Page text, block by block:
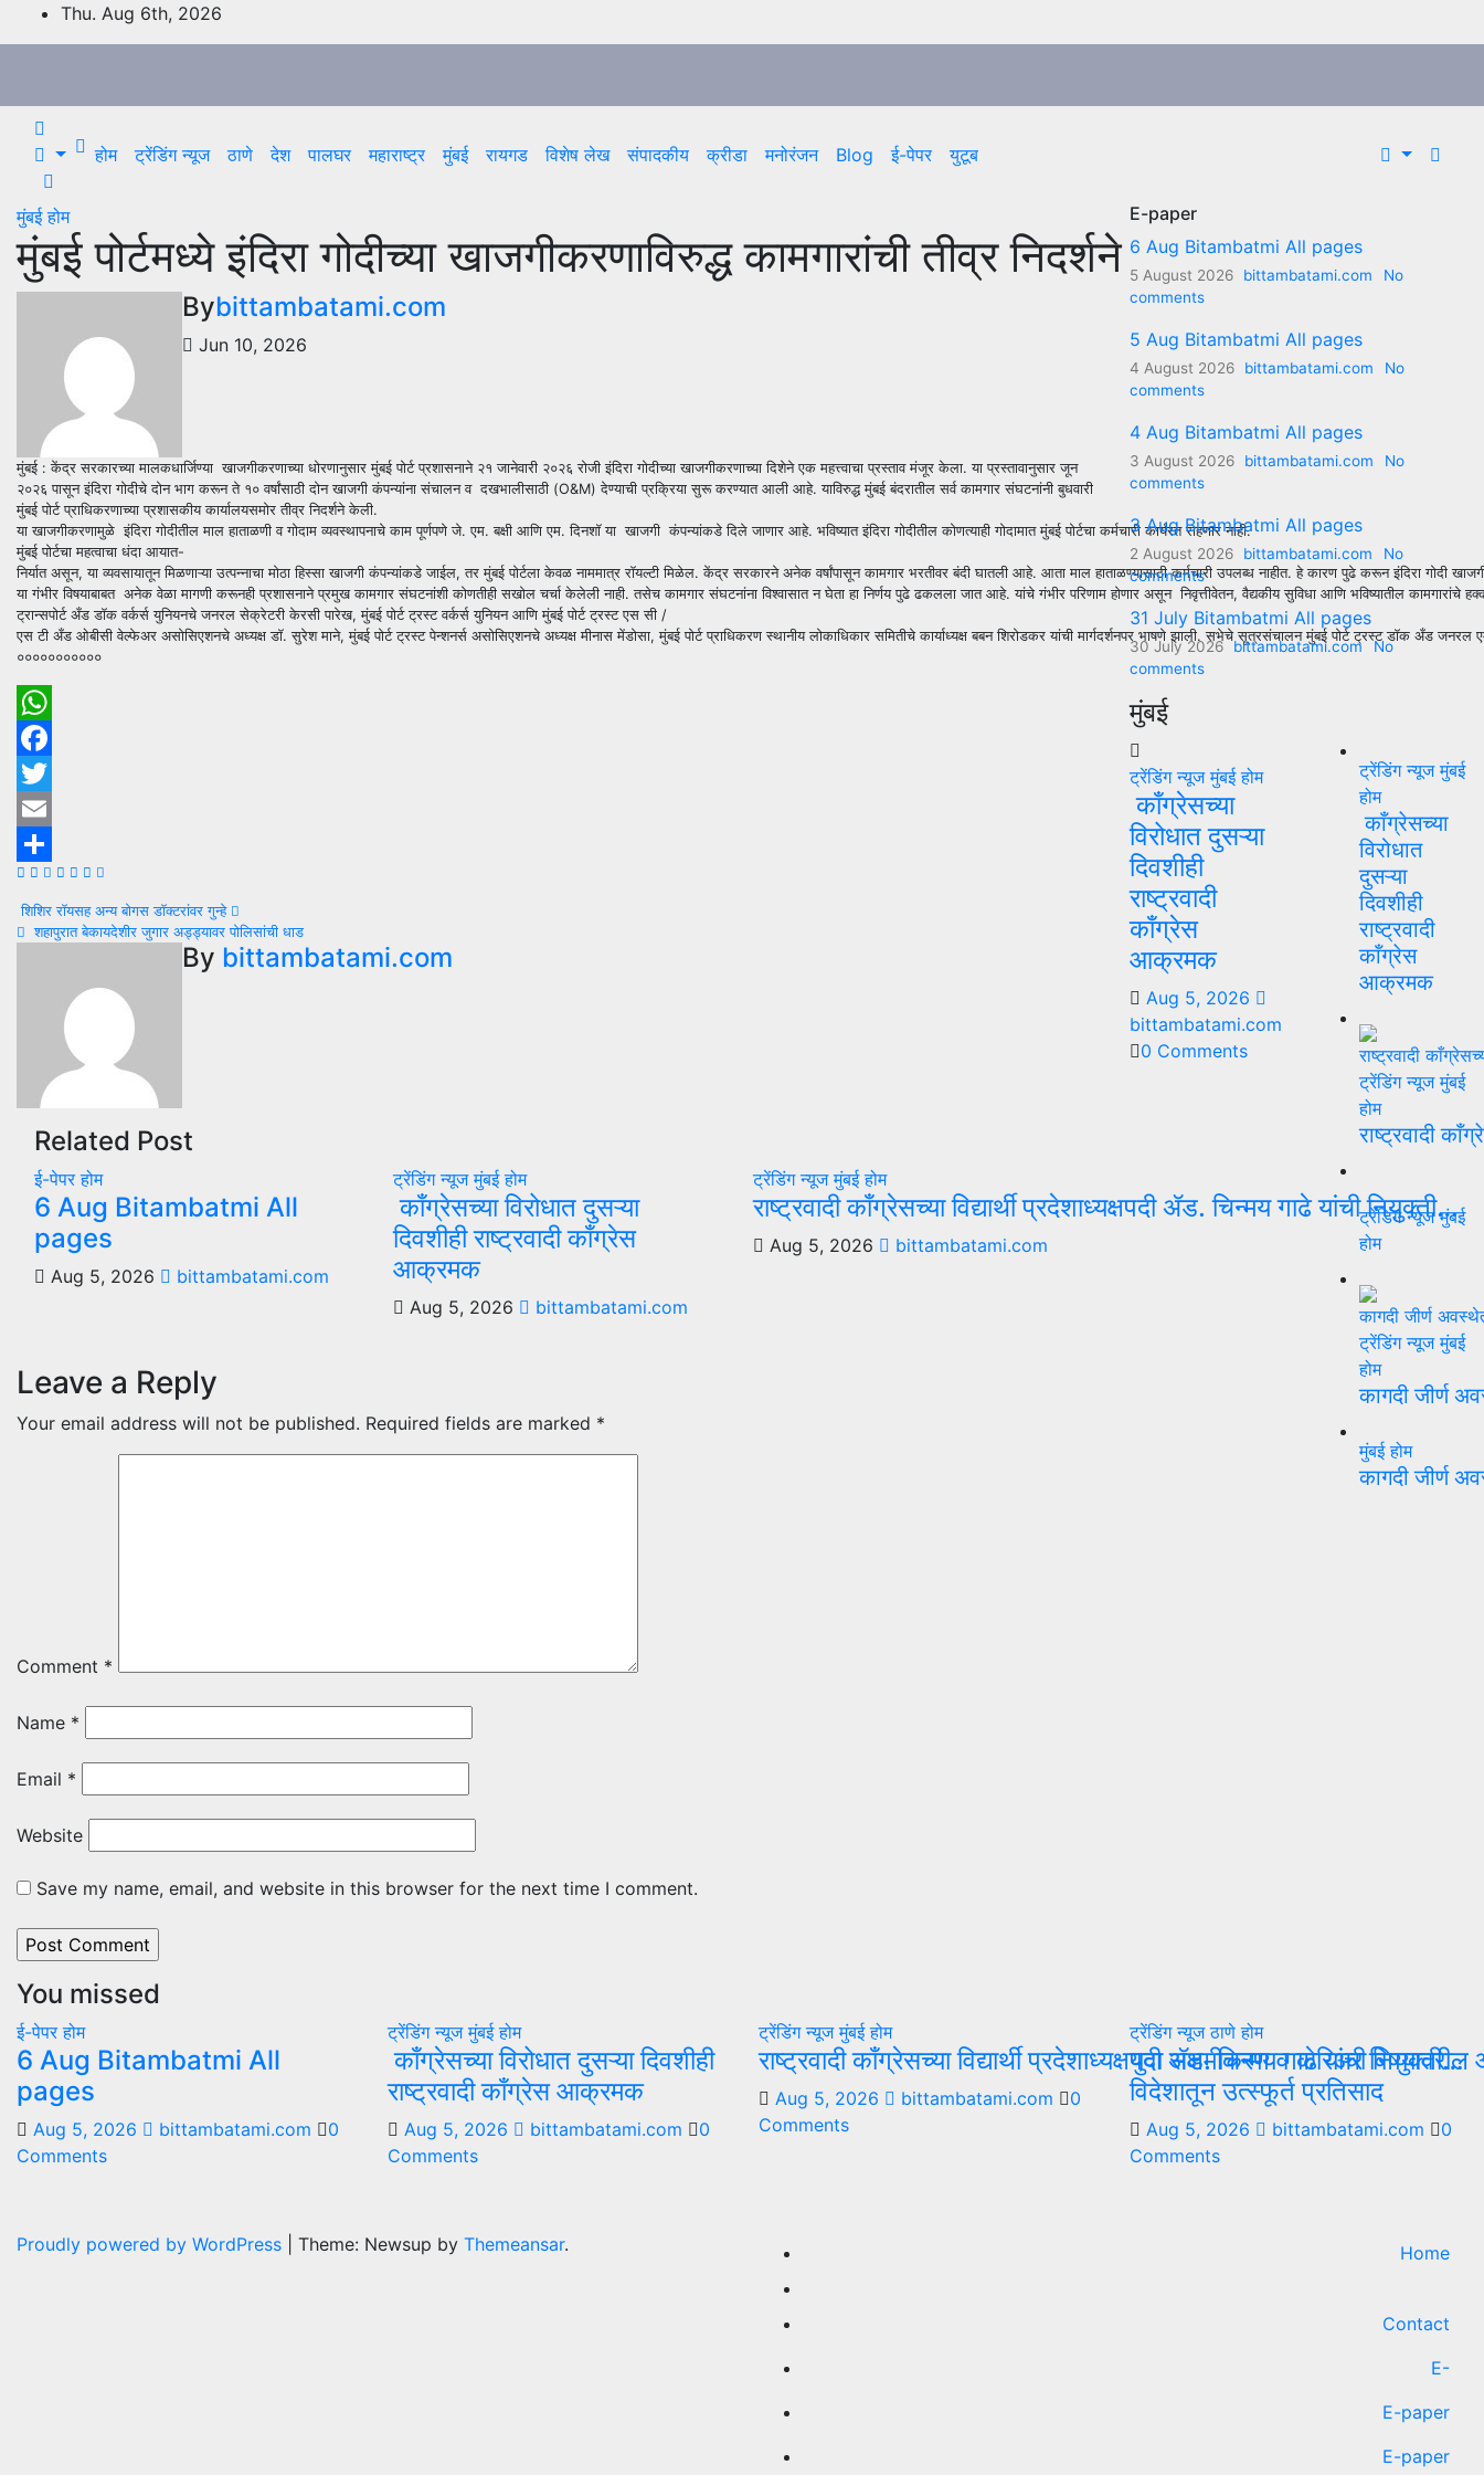
to
Thu. Aug 6th, 2026
होम ट्रेंडिंग न्यूज ठाणे देश पालघर महाराष्ट्र मुंबई रायगड विशेष लेख संपादकीय क्रीडा मनोरंजन Blog ई-पेपर युटूब
मुंबईहोम
मुंबई पोर्टमध्ये इंदिरा गोदीच्या खाजगीकरणाविरुद्ध कामगारांची तीव्र निदर्शने
Bybittambatami.com
Jun 10, 2026
मुंबई : केंद्र सरकारच्या मालकधार्जिण्या खाजगीकरणाच्या धोरणानुसार मुंबई पोर्ट प्रशासनाने २१ जानेवारी २०२६ रोजी इंदिरा गोदीच्या खाजगीकरणाच्या दिशेने एक महत्त्वाचा प्रस्ताव मंजूर केला. या प्रस्तावानुसार जून
२०२६ पासून इंदिरा गोदीचे दोन भाग करून ते १० वर्षांसाठी दोन खाजगी कंपन्यांना संचालन व दखभालीसाठी (O&M) देण्याची प्रक्रिया सुरू करण्यात आली आहे. याविरुद्ध मुंबई बंदरातील सर्व कामगार संघटनांनी बुधवारी
मुंबई पोर्ट प्राधिकरणाच्या प्रशासकीय कार्यालयसमोर तीव्र निदर्शने केली.
या खाजगीकरणामुळे इंदिरा गोदीतील माल हाताळणी व गोदाम व्यवस्थापनाचे काम पूर्णपणे जे. एम. बक्षी आणि एम. दिनशॉ या खाजगी कंपन्यांकडे दिले जाणार आहे. भविष्यात इंदिरा गोदीतील कोणत्याही गोदामात मुंबई पोर्टचा कर्मचारी कार्यरत राहणार नाही.
मुंबई पोर्टचा महत्वाचा धंदा आयात-
निर्यात असून, या व्यवसायातून मिळणाऱ्या उत्पन्नाचा मोठा हिस्सा खाजगी कंपन्यांकडे जाईल, तर मुंबई पोर्टला केवळ नाममात्र रॉयल्टी मिळेल. केंद्र सरकारने अनेक वर्षांपासून कामगार भरतीवर बंदी घातली आहे. आता माल हाताळण्यासाठी कर्मचारी उपलब्ध नाहीत. हे कारण पुढे करून
या गंभीर विषयाबाबत अनेक वेळा मागणी करूनही प्रशासनाने प्रमुख कामगार संघटनांशी कोणतीही सखोल चर्चा केलेली नाही. तसेच कामगार संघटनांना विश्वासात न घेता हा निर्णय पुढे ढकलला जात आहे. यांचे गंभीर परिणाम होणार असून निवृत्तीवेतन, वैद्यकीय सुविधा आणि भविष्यातील
ट्रान्सपोर्ट अँड डॉक वर्कर्स युनियनचे जनरल सेक्रेटरी केरसी पारेख, मुंबई पोर्ट ट्रस्ट वर्कर्स युनियन आणि मुंबई पोर्ट ट्रस्ट एस सी /
एस टी अँड ओबीसी वेल्फेअर असोसिएशनचे अध्यक्ष डॉ. सुरेश माने, मुंबई पोर्ट ट्रस्ट पेन्शनर्स असोसिएशनचे अध्यक्ष मीनास मेंडोसा, मुंबई पोर्ट प्राधिकरण स्थानीय लोकाधिकार समितीचे कार्याध्यक्ष बबन शिरोडकर यांची मार्गदर्शनपर भाषणे झाली. सभेचे सूत्रसंचालन मुंबई पोर्ट ट्रस्ट डॉक अँड
०००००००००००
WhatsApp
Facebook
Twitter
Email
Share
Post
navigation
शिशिर रॉयसह अन्य बोगस डॉक्टरांवर गुन्हे
शहापुरात बेकायदेशीर जुगार अड्ड्यावर पोलिसांची धाड
By bittambatami.com
Related Post
ई-पेपरहोम
6 Aug Bitambatmi All
pages
Aug 5, 2026 bittambatami.com
ट्रेंडिंग न्यूजमुंबईहोम
काँग्रेसच्या विरोधात दुसऱ्या
दिवशीही राष्ट्रवादी काँग्रेस
आक्रमक
Aug 5, 2026 bittambatami.com
ट्रेंडिंग न्यूजमुंबईहोम
राष्ट्रवादी काँग्रेसच्या विद्यार्थी प्रदेशाध्यक्षपदी ॲड. चिन्मय गाढे यांची नियुक्ती…
Aug 5, 2026 bittambatami.com
Leave a Reply
Your email address will not be published. Required fields are marked *
Comment *
Name *
Email *
Website
Save my name, email, and website in this browser for the next time I comment.
E-paper
6 Aug Bitambatmi All pages
5 August 2026 bittambatami.com
No
comments
5 Aug Bitambatmi All pages
4 August 2026 bittambatami.com
No
comments
4 Aug Bitambatmi All pages
3 August 2026 bittambatami.com
No
comments
3 Aug Bitambatmi All pages
2 August 2026 bittambatami.com
No
comments
31 July Bitambatmi All pages
30 July 2026 bittambatami.com
No
comments
मुंबई
ट्रेंडिंग न्यूजमुंबईहोम
काँग्रेसच्या
विरोधात दुसऱ्या
दिवशीही
राष्ट्रवादी
काँग्रेस
आक्रमक
Aug 5, 2026
bittambatami.com
0 Comments
ट्रेंडिंग न्यूजमुंबई
होम
काँग्रेसच्या
विरोधात
दुसऱ्या
दिवशीही
राष्ट्रवादी
काँग्रेस
आक्रमक
ट्रेंडिंग न्यूजमुंबई
होम
राष्ट्रवादी
ट्रेंडिंग न्यूजमुंबई
होम
ट्रेंडिंग न्यूजमुंबई
होम
कागदी जीर्ण
मुंबईहोम
कागदी जीर्ण
You missed
ई-पेपरहोम
6 Aug Bitambatmi All
pages
Aug 5, 2026 bittambatami.com
0
Comments
ट्रेंडिंग न्यूजमुंबईहोम
काँग्रेसच्या विरोधात दुसऱ्या दिवशीही
राष्ट्रवादी काँग्रेस आक्रमक
Aug 5, 2026 bittambatami.com
0
Comments
ट्रेंडिंग न्यूजमुंबईहोम
राष्ट्रवादी काँग्रेसच्या विद्यार्थी प्रदेशाध्यक्षपदी ॲड. चिन्मय गाढे यांची नियुक्ती…
Aug 5, 2026 bittambatami.com
0
Comments
ट्रेंडिंग न्यूजठाणेहोम
युवा सक्षमीकरण व करिअर विषयावरील
विदेशातून उत्स्फूर्त प्रतिसाद
Aug 5, 2026 bittambatami.com
0
Comments
Proudly powered by WordPress Theme: Newsup by Themeansar. Home
Contact
E-
E-paper
E-paper